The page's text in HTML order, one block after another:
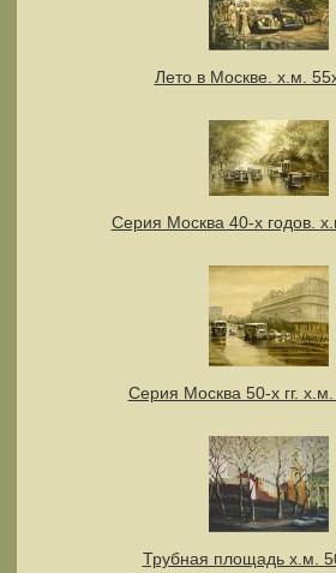
Лето в Москве. х.м.
Серия Москва 40-х годов.
Серия Москва 50-х гг. х.м.
Трубная площадь х.м.